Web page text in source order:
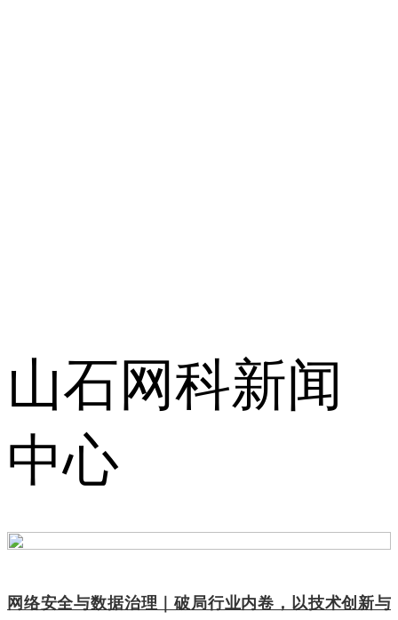
山石网科新闻
中心
网络安全与数据治理｜破局行业内卷，以技术创新与